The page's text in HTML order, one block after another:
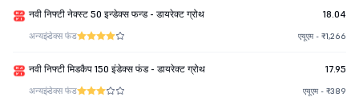
नवी निफ्टी नेक्स्ट 50 इन्डेक्स फन्ड - डायरेक्ट ग्रोथ 18.04
अन्यइंडेक्स फंड एयूएम - ₹1,266
नवी निफ्टी मिडकैप 150 इंडेक्स फंड - डायरेक्ट ग्रोथ 17.95
अन्यइंडेक्स फंड एयूएम - ₹389